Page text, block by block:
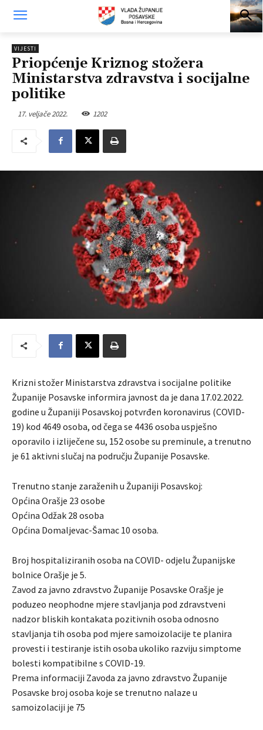
VIJESTI
Priopćenje Kriznog stožera
Ministarstva zdravstva i socijalne
politike
17. veljače 2022. 1202
Krizni stožer Ministarstva zdravstva i socijalne politike
Županije Posavske informira javnost da je dana 17.02.2022.
godine u Županiji Posavskoj potvrđen koronavirus (COVID-
19) kod 4649 osoba, od čega se 4436 osoba uspješno
oporavilo i izliječene su, 152 osobe su preminule, a trenutno
je 61 aktivni slučaj na području Županije Posavske.
Trenutno stanje zaraženih u Županiji Posavskoj:
Općina Orašje 23 osobe
Općina Odžak 28 osoba
Općina Domaljevac-Šamac 10 osoba.
Broj hospitaliziranih osoba na COVID- odjelu Županijske
bolnice Orašje je 5.
Zavod za javno zdravstvo Županije Posavske Orašje je
poduzeo neophodne mjere stavljanja pod zdravstveni
nadzor bliskih kontakata pozitivnih osoba odnosno
stavljanja tih osoba pod mjere samoizolacije te planira
provesti i testiranje istih osoba ukoliko razviju simptome
bolesti kompatibilne s COVID-19.
Prema informaciji Zavoda za javno zdravstvo Županije
Posavske broj osoba koje se trenutno nalaze u
samoizolaciji je 75